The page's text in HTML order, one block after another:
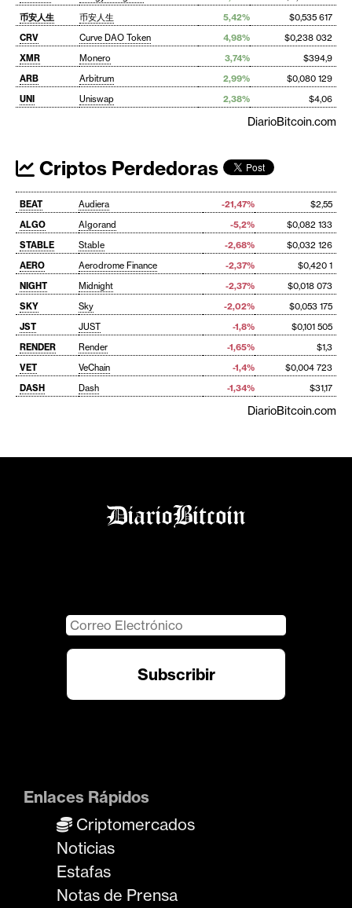
币安人生
币安人生 5,42%
$0,535 617
CRV
Curve DAO Token 4,98%
$0,238 032
XMR
Monero 3,74%
$394,9
ARB
Arbitrum 2,99%
$0,080 129
UNI
Uniswap 2,38% $4,06
DiarioBitcoin.com
Criptos Perdedoras
BEAT Audiera -21,47%
$2,55
ALGO
Algorand -5,2%
$0,082 133
STABLE
Stable -2,68%
$0,032 126
AERO
Aerodrome Finance -2,37%
$0,420 1
NIGHT
Midnight -2,37%
$0,018 073
SKY
Sky -2,02%
$0,053 175
JST
JUST -1,8%
$0,101 505
RENDER
Render -1,65%
$1,3
VET
VeChain -1,4%
$0,004 723
DASH
Dash -1,34% $31,17
DiarioBitcoin.com
Enlaces Rápidos
Criptomercados
Noticias
Estafas
Notas de Prensa